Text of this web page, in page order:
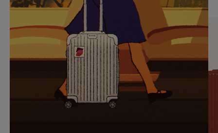
SIE,
UM
ANZUHALTEN
AUFHEBEN
DER
STUMMSCHALTUNG